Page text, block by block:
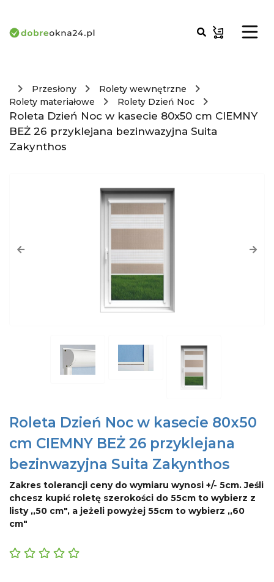
Przesłony
Rolety wewnętrzne
Rolety materiałowe
Rolety Dzień Noc
Roleta Dzień Noc w kasecie 80x50 cm CIEMNY
BEŻ 26 przyklejana bezinwazyjna Suita
Zakynthos
Roleta Dzień Noc w kasecie 80x50
cm CIEMNY BEŻ 26 przyklejana
bezinwazyjna Suita Zakynthos
Zakres tolerancji ceny do wymiaru wynosi +/- 5cm. Jeśli
chcesz kupić roletę szerokości do 55cm to wybierz z
listy ,,50 cm", a jeżeli powyżej 55cm to wybierz ,,60
cm"